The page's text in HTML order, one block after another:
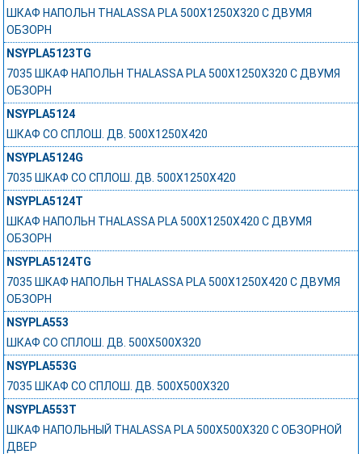
ШКАФ НАПОЛЬН THALASSA PLA 500X1250X320 C ДВУМЯ
ОБЗОРН
NSYPLA5123TG
7035 ШКАФ НАПОЛЬН THALASSA PLA 500X1250X320 C ДВУМЯ
ОБЗОРН
NSYPLA5124
ШКАФ СО СПЛОШ. ДВ. 500Х1250Х420
NSYPLA5124G
7035 ШКАФ СО СПЛОШ. ДВ. 500Х1250Х420
NSYPLA5124T
ШКАФ НАПОЛЬН THALASSA PLA 500X1250X420 C ДВУМЯ
ОБЗОРН
NSYPLA5124TG
7035 ШКАФ НАПОЛЬН THALASSA PLA 500X1250X420 C ДВУМЯ
ОБЗОРН
NSYPLA553
ШКАФ СО СПЛОШ. ДВ. 500Х500Х320
NSYPLA553G
7035 ШКАФ СО СПЛОШ. ДВ. 500Х500Х320
NSYPLA553T
ШКАФ НАПОЛЬНЫЙ THALASSA PLA 500X500X320 C ОБЗОРНОЙ
ДВЕР